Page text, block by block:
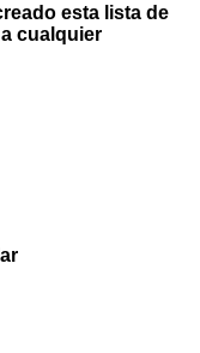
esta lista de
cualquier